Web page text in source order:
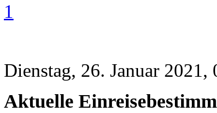
1
Dienstag, 26. Januar 2021,
Aktuelle